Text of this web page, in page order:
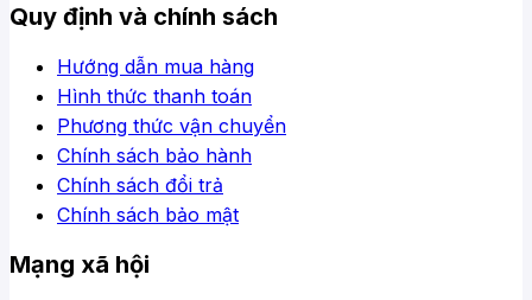
Quy định và chính sách
Hướng dẫn mua hàng
Hình thức thanh toán
Phương thức vận chuyển
Chính sách bảo hành
Chính sách đổi trả
Chính sách bảo mật
Mạng xã hội